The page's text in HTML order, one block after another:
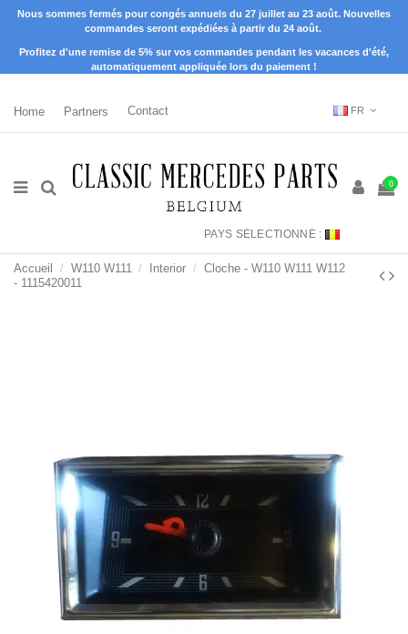
Nous sommes fermés pour congés annuels du 27 juillet au 23 août. Nouvelles
commandes seront expédiées à partir du 24 août.
Profitez d'une remise de 5% sur vos commandes pendant les vacances d'été,
automatiquement appliquée lors du paiement !
Home Partners Contact FR
0
PAYS SÉLECTIONNÉ :
Accueil W110 W111 Interior
Cloche - W110 W111 W112
- 1115420011